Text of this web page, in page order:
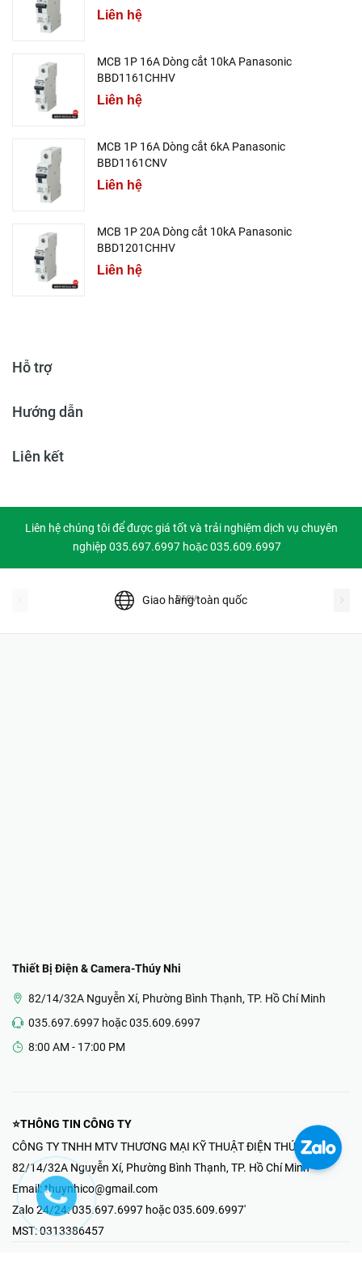
Liên hệ
MCB 1P 16A Dòng cắt 10kA Panasonic
BBD1161CHHV
Liên hệ
MCB 1P 16A Dòng cắt 6kA Panasonic
BBD1161CNV
Liên hệ
MCB 1P 20A Dòng cắt 10kA Panasonic
BBD1201CHHV
Liên hệ
Hỗ trợ
Hướng dẫn
Liên kết
Liên hệ chúng tôi để được giá tốt và trải nghiệm dịch vụ chuyên
nghiệp 035.697.6997 hoặc 035.609.6997
Giao hàng toàn quốc
prev
Thiết Bị Điện & Camera-Thúy Nhi
82/14/32A Nguyễn Xí, Phường Bình Thạnh, TP. Hồ Chí Minh
035.697.6997 hoặc 035.609.6997
8:00 AM - 17:00 PM
⭐THÔNG TIN CÔNG TY
CÔNG TY TNHH MTV THƯƠNG MẠI KỸ THUẬT ĐIỆN THÚY NHI
82/14/32A Nguyễn Xí, Phường Bình Thạnh, TP. Hồ Chí Minh
Email: thuynhico@gmail.com
Zalo 24/24:035.697.6997 hoặc 035.609.6997'
MST:0313386457